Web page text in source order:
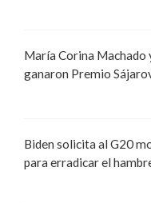
María Corina Machado
ganaron Premio
Biden solicita al G20
para erradicar el